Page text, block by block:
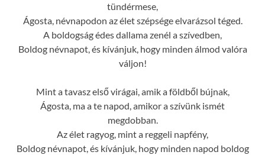
tündérmese,
Ágosta, névnapodon az élet szépsége elvarázsol téged.
A boldogság édes dallama zenél a szívedben,
Boldog névnapot, és kívánjuk, hogy minden álmod valóra
váljon!
Mint a tavasz első virágai, amik a földből bújnak,
Ágosta, ma a te napod, amikor a szívünk ismét
megdobban.
Az élet ragyog, mint a reggeli napfény,
Boldog névnapot, és kívánjuk, hogy minden napod boldog